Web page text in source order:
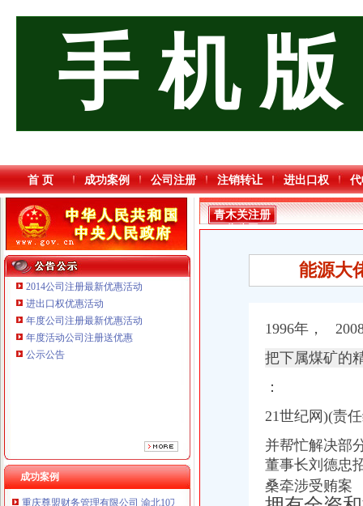
手 机 版
首 页 成功案例 公司注册 注销转让 进出口权
2014公司注册最新优惠活动
进出口权优惠活动
年度公司注册最新优惠活动
年度活动公司注册送优惠
公示公告
成功案例
青木关注册
分公司
能源大
1996年，
把下属煤矿的
：
21世纪网)(责
并帮忙解决部
董事长刘德忠
桑牵涉受贿案